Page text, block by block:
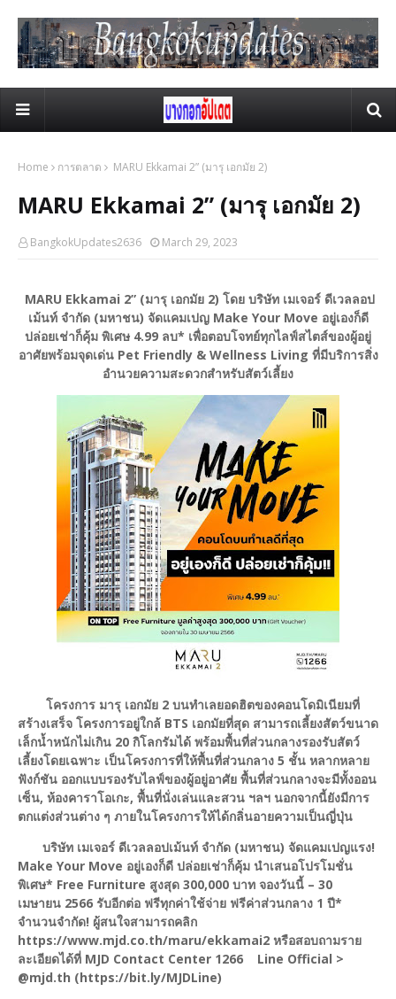
Home การตลาด MARU Ekkamai 2” (มารุ เอกมัย 2)
MARU Ekkamai 2” (มารุ เอกมัย 2)
BangkokUpdates2636 March 29, 2023
MARU Ekkamai 2” (มารุ เอกมัย 2) โดย บริษัท เมเจอร์ ดีเวลลอป
เม้นท์ จำกัด (มหาชน) จัดแคมเปญ Make Your Move อยู่เองก็ดี
ปล่อยเช่าก็คุ้ม พิเศษ 4.99 ลบ* เพื่อตอบโจทย์ทุกไลฟ์สไตส์ของผู้อยู่
อาศัยพร้อมจุดเด่น Pet Friendly & Wellness Living ที่มีบริการสิ่ง
อำนวยความสะดวกสำหรับสัตว์เลี้ยง
โครงการ มารุ เอกมัย 2 บนทำเลยอดฮิตของคอนโดมิเนียมที่
สร้างเสร็จ โครงการอยู่ใกล้ BTS เอกมัยที่สุด สามารถเลี้ยงสัตว์ขนาด
เล็กน้ำหนักไม่เกิน 20 กิโลกรัมได้ พร้อมพื้นที่ส่วนกลางรองรับสัตว์
เลี้ยงโดยเฉพาะ เป็นโครงการที่ให้พื้นที่ส่วนกลาง 5 ชั้น หลากหลาย
ฟังก์ชัน ออกแบบรองรับไลฟ์ของผู้อยู่อาศัย พื้นที่ส่วนกลางจะมีทั้งออน
เซ็น, ห้องคาราโอเกะ, พื้นที่นั่งเล่นและสวน ฯลฯ นอกจากนี้ยังมีการ
ตกแต่งส่วนต่าง ๆ ภายในโครงการให้ได้กลิ่นอายความเป็นญี่ปุ่น
บริษัท เมเจอร์ ดีเวลลอปเม้นท์ จำกัด (มหาชน) จัดแคมเปญแรง!
Make Your Move อยู่เองก็ดี ปล่อยเช่าก็คุ้ม นำเสนอโปรโมชั่น
พิเศษ* Free Furniture สูงสุด 300,000 บาท จองวันนี้ – 30
เมษายน 2566 รับอีกต่อ ฟรีทุกค่าใช้จ่าย ฟรีค่าส่วนกลาง 1 ปี*
จำนวนจำกัด! ผู้สนใจสามารถคลิก
https://www.mjd.co.th/maru/ekkamai2 หรือสอบถามราย
ละเอียดได้ที่ MJD Contact Center 1266 Line Official >
@mjd.th (https://bit.ly/MJDLine)